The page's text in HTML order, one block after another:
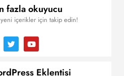
fazla okuyucu
içerikler için takip edin!
Eklentisi